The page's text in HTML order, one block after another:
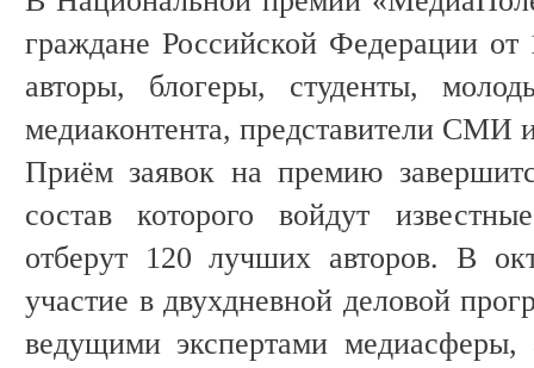
граждане Российской Федерации
авторы, блогеры, студенты,
медиаконтента, представители СМИ
Приём заявок на премию
состав которого войдут
отберут 120 лучших авторов. В
участие в двухдневной деловой
ведущими экспертами